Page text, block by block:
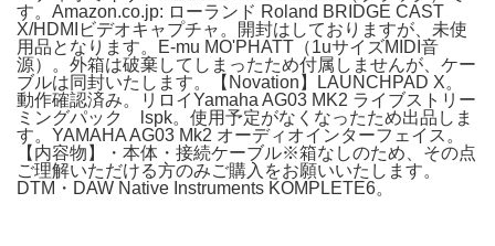
す。Amazon.co.jp: ローランド Roland BRIDGE CAST
X/HDMIビデオキャプチャ。開封はしておりますが、未使
用品となります。E-mu MO'PHATT（1uサイズMIDI音
源）。外箱は破棄してしまったため付属しませんが、ケー
ブルは同封いたします。【Novation】LAUNCHPAD X。
動作確認済み。リロイYamaha AG03 MK2 ライブストリー
ミングパック lspk。使用予定がなくなったため出品しま
す。YAMAHA AG03 Mk2 オーディオインターフェイス。
【内容物】・本体・接続ケーブル※箱なしのため、その点
ご理解いただける方のみご購入をお願いいたします。
DTM・DAW Native Instruments KOMPLETE6。